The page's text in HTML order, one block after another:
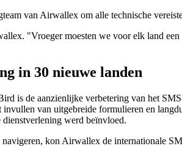
van Airwallex om alle technische
"Vroeger moesten we voor elk land
in 30 nieuwe landen
is de aanzienlijke verbetering van het
van uitgebreide formulieren en
werd beïnvloed.
kon Airwallex de internationale